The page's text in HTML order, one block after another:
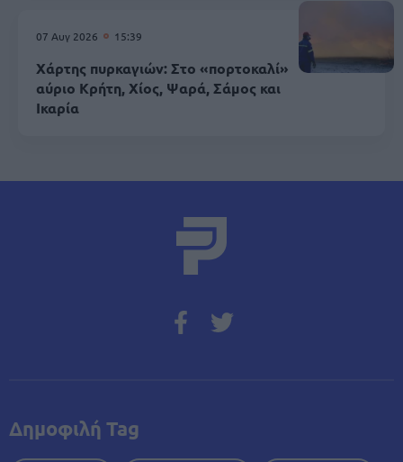
07 Αυγ 2026 15:39
Χάρτης πυρκαγιών: Στο «πορτοκαλί»
αύριο Κρήτη, Χίος, Ψαρά, Σάμος και
Ικαρία
Δημοφιλή Tag